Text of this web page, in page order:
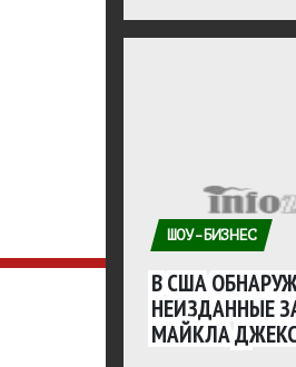
ШОУ-БИЗНЕС
В США
НЕИЗДАННЫЕ
МАЙКЛА